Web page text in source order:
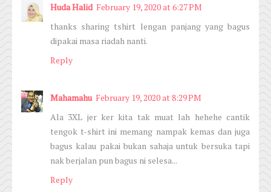
Huda Halid February 19, 2020 at 6:27 PM
thanks sharing tshirt lengan panjang yang bagus
dipakai masa riadah nanti.
Reply
Mahamahu February 19, 2020 at 8:29 PM
Ala 3XL jer ker kita tak muat lah hehehe cantik
tengok t-shirt ini memang nampak kemas dan juga
bagus kalau pakai bukan sahaja untuk bersuka tapi
nak berjalan pun bagus ni selesa...
Reply